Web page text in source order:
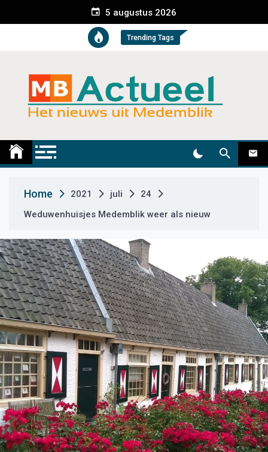
e
t
5 augustus 2026
Trending Tags
Medemblik Actueel
Home 2021 juli
24
Weduwenhuisjes Medemblik weer als nieuw